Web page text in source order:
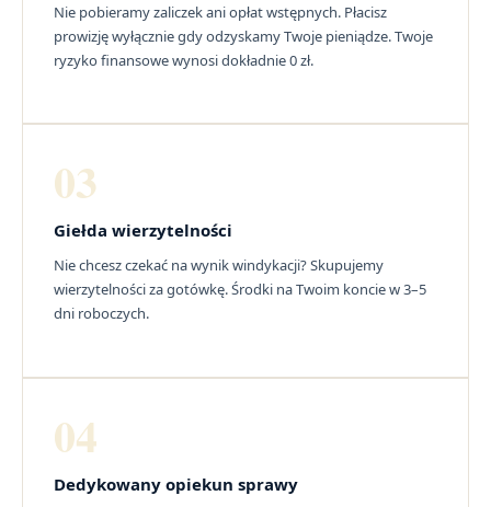
Nie pobieramy zaliczek ani opłat wstępnych. Płacisz
prowizję wyłącznie gdy odzyskamy Twoje pieniądze. Twoje
ryzyko finansowe wynosi dokładnie 0 zł.
03
Giełda wierzytelności
Nie chcesz czekać na wynik windykacji? Skupujemy
wierzytelności za gotówkę. Środki na Twoim koncie w 3–5
dni roboczych.
04
Dedykowany opiekun sprawy